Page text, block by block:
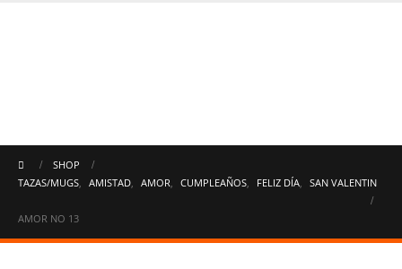
SHOP
TAZAS/MUGS
AMISTAD AMOR CUMPLEAÑOS FELIZ DÍA SAN VALENTIN
AMOR NO 13